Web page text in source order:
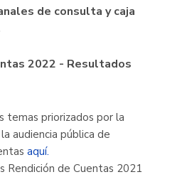
de consulta y caja
2022 - Resultados
temas priorizados por la
audiencia pública de
aquí.
Rendición de Cuentas 2021